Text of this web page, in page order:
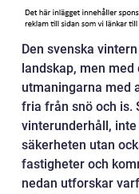
Den svenska
landskap, men
utmaningarna med
fria från snö och is.
vinterunderhåll,
säkerheten utan
fastigheter och
nedan utforskar